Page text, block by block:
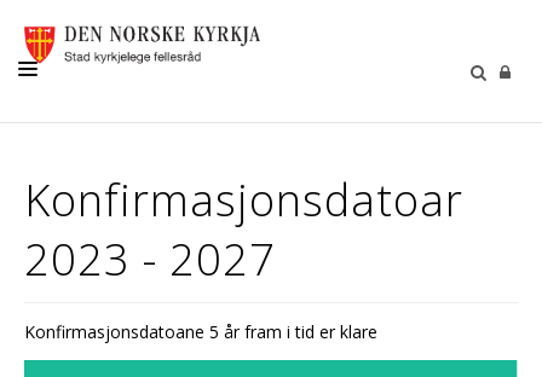
LIVSVEGEN
SOKNA VÅRE
BORN OG UNGE
Konfirmasjonsdatoar
2023 - 2027
Konfirmasjonsdatoane 5 år fram i tid er klare